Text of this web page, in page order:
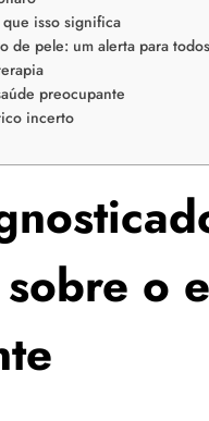
isso significa
de pele: um alerta para todos
preocupante
incerto
o